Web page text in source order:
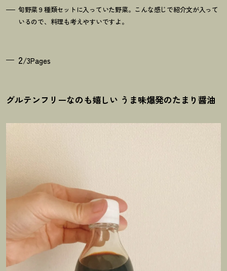
旬野菜９種類セットに入っていた野菜。こんな感じで紹介文が入って
いるので、料理も考えやすいですよ。
2/3Pages
グルテンフリーなのも嬉しい うま味爆発のたまり醤油